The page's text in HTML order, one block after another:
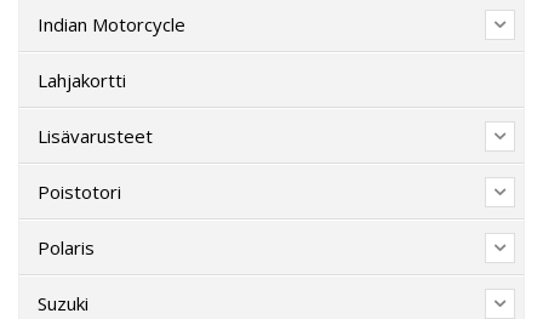
Indian Motorcycle
Lahjakortti
Lisävarusteet
Poistotori
Polaris
Suzuki